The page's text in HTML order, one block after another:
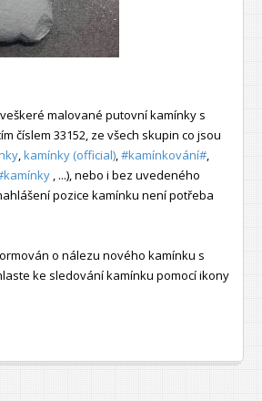
malované putovní kamínky s
číslem 33152, ze všech skupin co jsou
kamínky (official) #kamínkování#
, ...), nebo i bez uvedeného
pozice kamínku není potřeba
o nálezu nového kamínku s
ke sledování kamínku pomocí ikony